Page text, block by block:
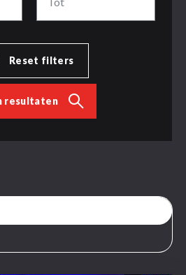
Reset filters
resultaten